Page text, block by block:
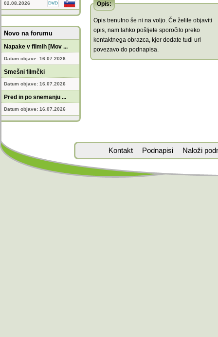
02.08.2026
Novo na forumu
Napake v filmih [Mov ...
Datum objave: 16.07.2026
Smešni filmčki
Datum objave: 16.07.2026
Pred in po snemanju ...
Datum objave: 16.07.2026
Opis:
Opis trenutno še ni na voljo. Če želite objaviti
opis, nam lahko pošljete sporočilo preko
kontaktnega obrazca, kjer dodate tudi url
povezavo do podnapisa.
Kontakt Podnapisi Naloži